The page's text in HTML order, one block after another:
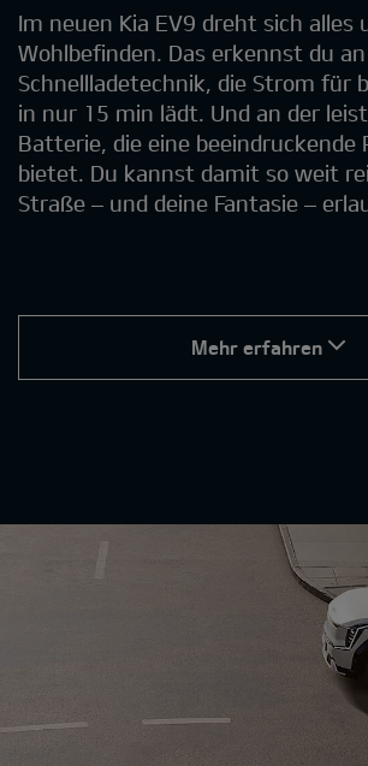
Im neuen Kia EV9 dreht sich alles
Wohlbefinden. Das erkennst du
Schnellladetechnik, die Strom für
in nur 15 min lädt. Und an der
Batterie, die eine beeindruckende
bietet. Du kannst damit so weit
Straße – und deine Fantasie –
Mehr erfahren